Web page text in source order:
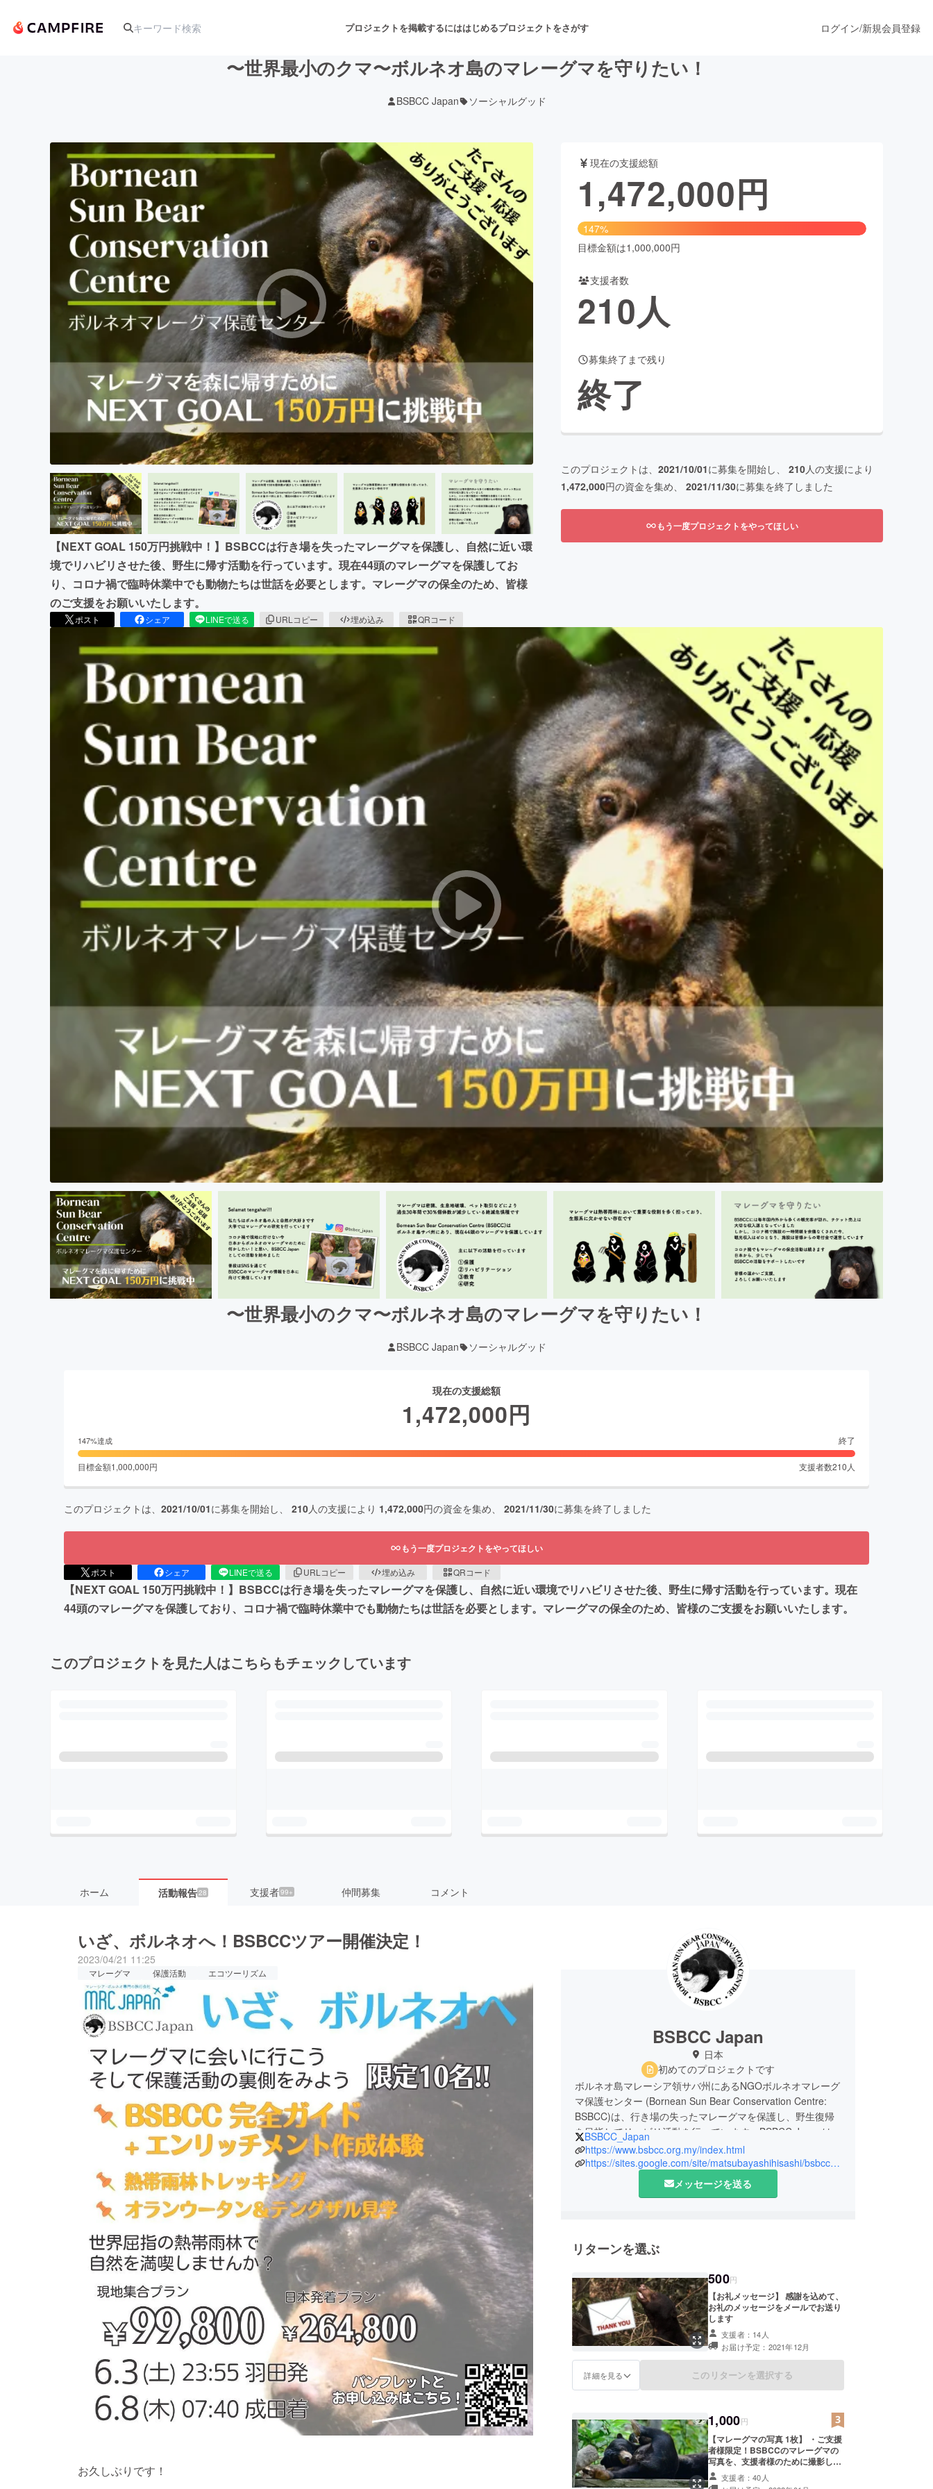
プロジェクトを掲載するにははじめるプロジェクトをさがす
アート・写真 舞台・パフォーマンス
テクノロジー・ガジェット ゲーム・サービス開発 フード・飲食店 ファッション
映像・映画 書籍・雑誌出版 アニメ・漫画
ビジネス・起業 チャレンジ ビューティー・ヘルスケア
まちづくり・地域活性化
CAMPFIRE for Social GoodCAMPFIRE Creation
CAMPFIREふるさと納税 machi-ya コミュニティ
ログイン/新規会員登録
〜世界最小のクマ〜ボルネオ島のマレーグマを守りたい！
BSBCC Japan ソーシャルグッド
【NEXT GOAL 150万円挑戦中！】BSBCCは行き場を失ったマレーグマを保護し、自然に近い環
境でリハビリさせた後、野生に帰す活動を行っています。現在44頭のマレーグマを保護してお
り、コロナ禍で臨時休業中でも動物たちは世話を必要とします。マレーグマの保全のため、皆様
のご支援をお願いいたします。
ポスト シェア LINEで送る URLコピー 埋め込み QRコード
現在の支援総額
1,472,000円
147%
目標金額は1,000,000円
支援者数
210人
募集終了まで残り
終了
このプロジェクトは、 2021/10/01に募集を開始し、 210人の支援により
1,472,000円の資金を集め、 2021/11/30に募集を終了しました
もう一度プロジェクトをやってほしい
〜世界最小のクマ〜ボルネオ島のマレーグマを守りたい！
BSBCC Japan ソーシャルグッド
現在の支援総額
1,472,000円
147%達成 終了
目標金額1,000,000円 支援者数210 人
このプロジェクトは、 2021/10/01に募集を開始し、 210人の支援により 1,472,000円の資金を集め、 2021/11/30に募集を終了しました
もう一度プロジェクトをやってほしい
ポスト シェア LINEで送る URLコピー 埋め込み QRコード
【NEXT GOAL 150万円挑戦中！】BSBCCは行き場を失ったマレーグマを保護し、自然に近い環境でリハビリさせた後、野生に帰す活動を行っています。現在
44頭のマレーグマを保護しており、コロナ禍で臨時休業中でも動物たちは世話を必要とします。マレーグマの保全のため、皆様のご支援をお願いいたします。
このプロジェクトを見た人はこちらもチェックしています
ホーム 活動報告28 支援者99+ 仲間募集 コメント
いざ、ボルネオへ！BSBCCツアー開催決定！
2023/04/21 11:25
マレーグマ 保護活動 エコツーリズム
お久しぶりです！
BSBCC Japan
日本
初めてのプロジェクトです
ボルネオ島マレーシア領サバ州にあるNGOボルネオマレーグ
マ保護センター (Bornean Sun Bear Conservation Centre:
BSBCC)は、行き場の失ったマレーグマを保護し、野生復帰
を目指してリハビリ活動を行っています。BSBCC Japanは
BSBCCを日本の皆様に知ってもらい、日本からマレーグマ保
全に貢献すべく、活動を行っています。
BSBCC_Japan
https://www.bsbcc.org.my/index.html
https://sites.google.com/site/matsubayashihisashi/bsbcc-japan
メッセージを送る
リターンを選ぶ
500円
【お礼メッセージ】 感謝を込めて、
お礼のメッセージをメールでお送り
します
支援者：14人
お届け予定：2021年12月
詳細を見る このリターンを選択する
1,000円
【マレーグマの写真 1枚】 ・ご支援
者様限定！BSBCCのマレーグマの
写真を、支援者様のために撮影し
メールでお送りします ※画像はイ
メージです ・お礼のメッセージ
支援者：40人